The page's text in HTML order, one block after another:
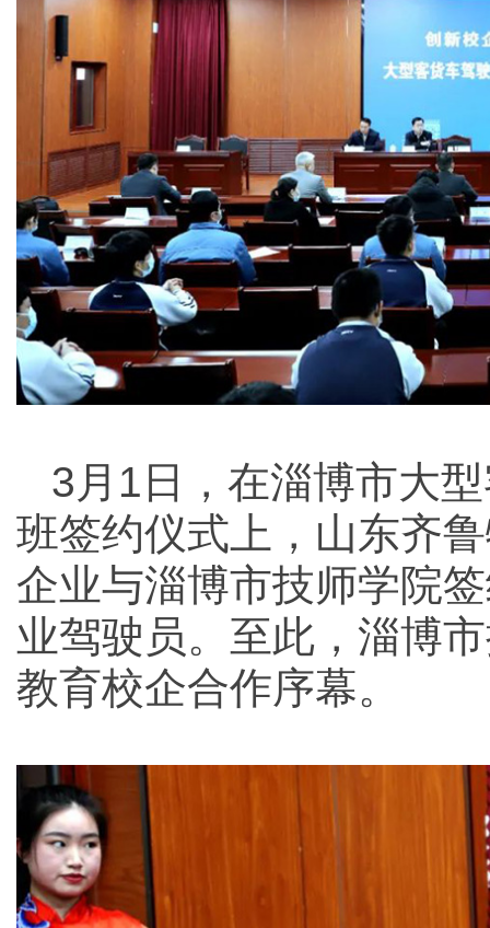
3月1日，在淄博市大
班签约仪式上，山东齐
企业与淄博市技师学院
业驾驶员。至此，淄博
教育校企合作序幕。